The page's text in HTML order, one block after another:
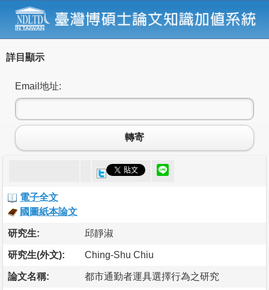
詳目顯示
Email地址:
轉寄
電子全文
國圖紙本論文
研究生: 邱靜淑
研究生(外文): Ching-Shu Chiu
論文名稱: 都市通勤者運具選擇行為之研究